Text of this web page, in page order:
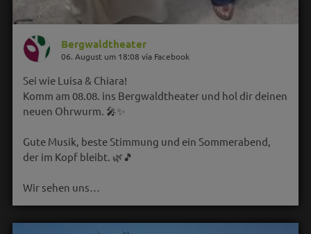
Bergwaldtheater
06. August um 18:08 via Facebook
Sei wie Luisa & Chiara!
Komm am 08.08. ins Bergwaldtheater und hol dir deinen
neuen Ohrwurm. 🎤✨
Gute Musik, beste Stimmung und ein Sommerabend,
der im Kopf bleibt. 🌿🎵
Wir sehen uns…